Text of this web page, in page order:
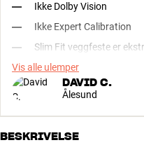
Ikke Dolby Vision
Ikke Expert Calibration
Slim Fit veggfeste er
Vis alle ulemper
DAVID C.
Ålesund
BESKRIVELSE